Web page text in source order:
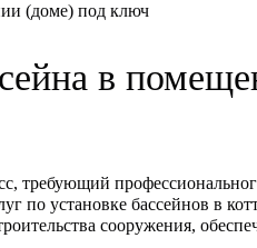
(доме) под ключ
в
требующий
по установке бассейнов в
сооружения,